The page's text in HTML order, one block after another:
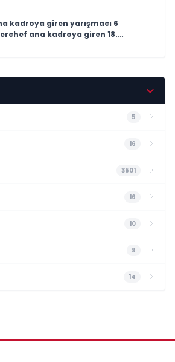
kadroya giren yarışmacı 6
ana kadroya giren 18.
5
16
3501
16
10
9
14